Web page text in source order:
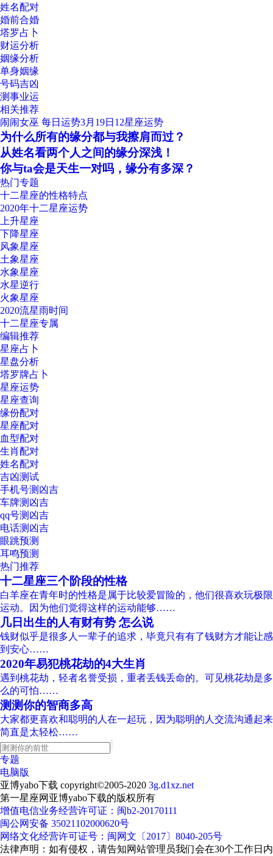
姓名配对
婚前合婚
塔罗占卜
财运分析
姻缘分析
单身姻缘
号码吉凶
测事业运
相关推荐
闹闹女巫 每日运势3月19日12星座运势
为什么所有的缘分都与我擦肩而过？
从姓名看两个人之间的缘分深浅！
你与ta会是天生一对吗，缘分有多深？
热门专题
十二星座的性格特点
2020年十二星座运势
上升星座
下降星座
风象星座
土象星座
水象星座
水星逆行
火象星座
2020流星雨时间
十二星座专属
编辑推荐
星座占卜
星盘分析
塔罗牌占卜
星座运势
星座查询
缘份配对
星座配对
血型配对
生肖配对
姓名配对
吉凶测试
手机号测凶吉
车牌测凶吉
qq号测凶吉
电话测凶吉
眼跳预测
耳鸣预测
热门推荐
十二星座三个阶段的性格
白羊座在青年时的性格是属于比较爱冒险的，他们很喜欢玩极限
运动。因为他们觉得这样的运动能够……
几日出生的人有财有势 怎么说
钱财似乎是很多人一辈子的追求，毕竟只有有了钱财方才能让感
到安心……
2020年易犯桃花劫的4大生肖
遇到桃花劫，轻者名誉受损，重者丢钱丢命的。可见桃花劫是多
么的可怕……
测测你的智商多高
大家都更喜欢和聪明的人在一起玩，因为聪明的人交流沟通起来
简直是太轻松……
专题
电脑版
亚博yabo下载 copyright©2005-2020 3g.d1xz.net
第一星座网亚博yabo下载的版权所有
增值电信业务经营许可证：闽b2-20170111
闽公网安备 35021102000620号
网络文化经营许可证号：闽网文〔2017〕8040-205号
法律声明：如有侵权，请告知网站管理员我们会在30个工作日内